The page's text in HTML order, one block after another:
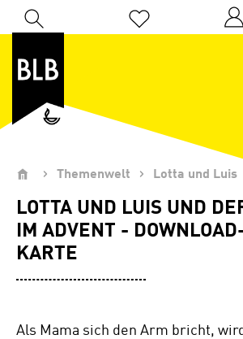
Zum Hauptinhalt springen
Du hast 0
Themenwelt Lotta und Luis
LOTTA UND LUIS UND
IM ADVENT -
KARTE
Als Mama sich den Arm bricht,